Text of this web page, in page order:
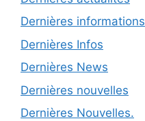
Dernières informations
Dernières Infos
Dernières News
Dernières nouvelles
Dernières Nouvelles.